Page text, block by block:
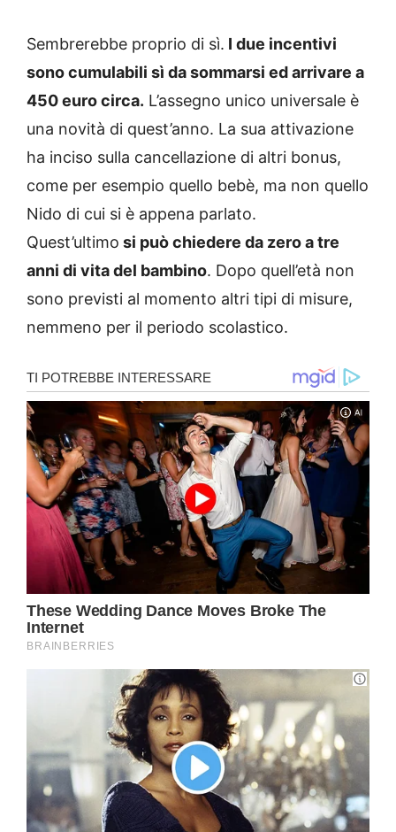
Sembrerebbe proprio di sì. I due incentivi
sono cumulabili sì da sommarsi ed arrivare a
450 euro circa. L’assegno unico universale è
una novità di quest’anno. La sua attivazione
ha inciso sulla cancellazione di altri bonus,
come per esempio quello bebè, ma non quello
Nido di cui si è appena parlato.
Quest’ultimo si può chiedere da zero a tre
anni di vita del bambino. Dopo quell’età non
sono previsti al momento altri tipi di misure,
nemmeno per il periodo scolastico.